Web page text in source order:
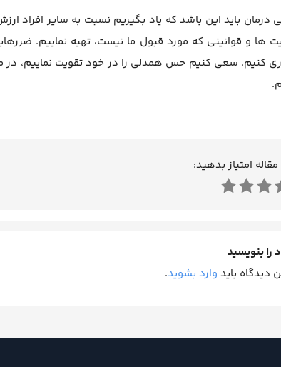
باید این باشد که یاد بگیریم نسبت به سایر افراد
ها و قوانینی که مورد قبول ما نیست، تهیه نماییم.
کنیم. سعی کنیم حس همدلی را در خود تقویت نماییم، در
امتیاز بدهید:
را بنویسید
دیدگاه باید وارد بشوید.